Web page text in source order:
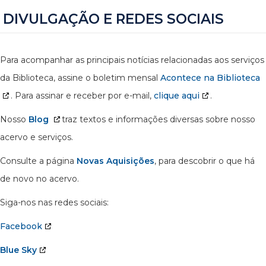
DIVULGAÇÃO E REDES SOCIAIS
Para acompanhar as principais notícias relacionadas aos serviços
da Biblioteca, assine o boletim mensal Acontece na Biblioteca
. Para assinar e receber por e-mail, clique aqui .
Nosso Blog
traz textos e informações diversas sobre nosso
acervo e serviços.
Consulte a página Novas Aquisições, para descobrir o que há
de novo no acervo.
Siga-nos nas redes sociais:
Facebook
Blue Sky